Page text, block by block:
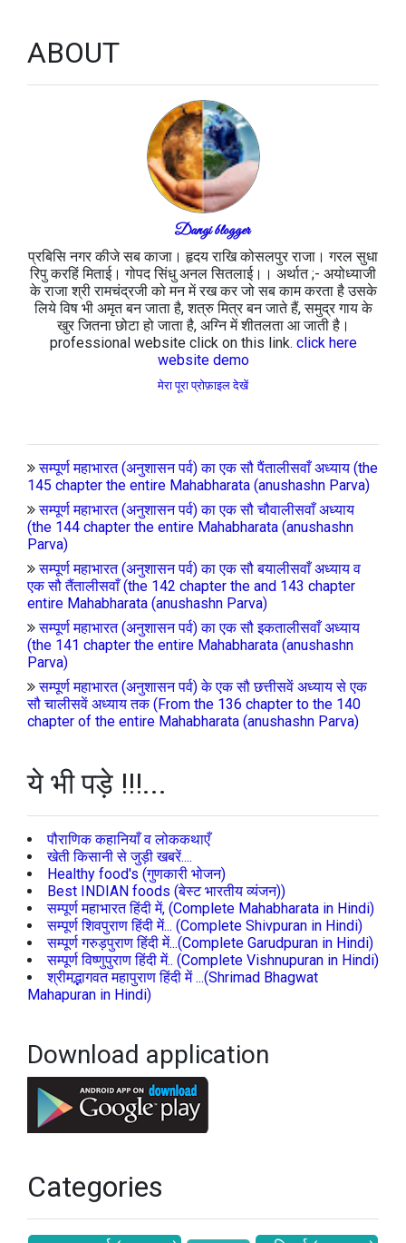
ABOUT
Dangi blogger
प्रबिसि नगर कीजे सब काजा। हृदय राखि कोसलपुर राजा। गरल सुधा
रिपु करहिं मिताई। गोपद सिंधु अनल सितलाई।। अर्थात ;- अयोध्याजी
के राजा श्री रामचंद्रजी को मन में रख कर जो सब काम करता है उसके
लिये विष भी अमृत बन जाता है, शत्रु मित्र बन जाते हैं, समुद्र गाय के
खुर जितना छोटा हो जाता है, अग्नि में शीतलता आ जाती है।
professional website click on this link. click here
website demo
मेरा पूरा प्रोफ़ाइल देखें
सम्पूर्ण महाभारत (अनुशासन पर्व) का एक सौ पैंतालीसवाँ अध्याय (the
145 chapter the entire Mahabharata (anushashn Parva)
सम्पूर्ण महाभारत (अनुशासन पर्व) का एक सौ चौवालीसवाँ अध्याय
(the 144 chapter the entire Mahabharata (anushashn
Parva)
सम्पूर्ण महाभारत (अनुशासन पर्व) का एक सौ बयालीसवाँ अध्याय व
एक सौ तैंतालीसवाँ (the 142 chapter the and 143 chapter
entire Mahabharata (anushashn Parva)
सम्पूर्ण महाभारत (अनुशासन पर्व) का एक सौ इकतालीसवाँ अध्याय
(the 141 chapter the entire Mahabharata (anushashn
Parva)
सम्पूर्ण महाभारत (अनुशासन पर्व) के एक सौ छत्तीसवें अध्याय से एक
सौ चालीसवें अध्याय तक (From the 136 chapter to the 140
chapter of the entire Mahabharata (anushashn Parva)
ये भी पड़े !!!...
पौराणिक कहानियाँ व लोककथाएँ
खेती किसानी से जुड़ी खबरें....
Healthy food's (गुणकारी भोजन)
Best INDIAN foods (बेस्ट भारतीय व्यंजन))
सम्पूर्ण महाभारत हिंदी में, (Complete Mahabharata in Hindi)
सम्पूर्ण शिवपुराण हिंदी में... (Complete Shivpuran in Hindi)
सम्पूर्ण गरुड़पुराण हिंदी में...(Complete Garudpuran in Hindi)
सम्पूर्ण विष्णुपुराण हिंदी में.. (Complete Vishnupuran in Hindi)
श्रीमद्भागवत महापुराण हिंदी में ...(Shrimad Bhagwat
Mahapuran in Hindi)
Download application
Categories